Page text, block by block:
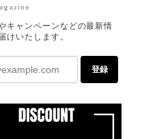
キャンペーンなどの最新情
けいたします。
登録